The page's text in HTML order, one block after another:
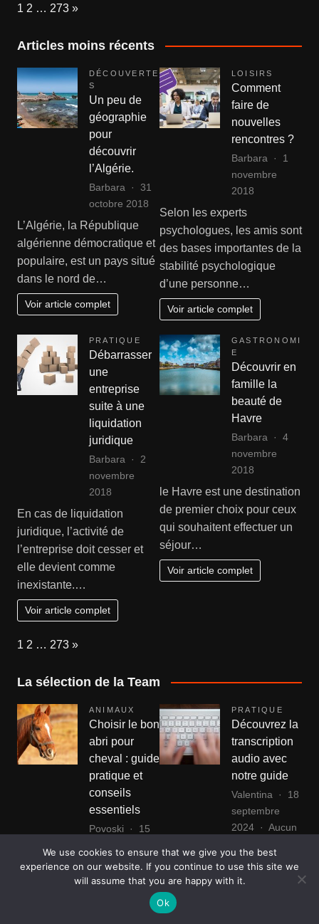
La
Page:
1 2 … 273 Next
»
Articles moins récents
DÉCOUVERTE
S
Un peu de
géographie
pour
découvrir
l’Algérie.
Barbara
31
octobre 2018
L’Algérie, la République
algérienne démocratique et
populaire, est un pays situé
dans le nord de…
Voir article complet
LOISIRS
Comment
faire de
nouvelles
rencontres ?
Barbara
1
novembre
2018
Selon les experts
psychologues, les amis sont
des bases importantes de la
stabilité psychologique
d’une personne…
Voir article complet
PRATIQUE
Débarrasser
une
entreprise
suite à une
liquidation
juridique
Barbara
2
novembre
2018
En cas de liquidation
juridique, l’activité de
l’entreprise doit cesser et
elle devient comme
inexistante.…
Voir article complet
GASTRONOMI
E
Découvrir en
famille la
beauté de
Havre
Barbara
4
novembre
2018
le Havre est une destination
de premier choix pour ceux
qui souhaitent effectuer un
séjour…
Voir article complet
Page:
1 2 … 273 Next
»
La sélection de la Team
ANIMAUX
Choisir le bon
abri pour
cheval : guide
pratique et
conseils
essentiels
Povoski
15
commentaire sur
Choisir
le
PRATIQUE
Découvrez la
transcription
audio avec
notre guide
Valentina
18
septembre
2024
Aucun
La transcription audio est
devenue un outil essentiel
dans divers domaines tels
We use cookies to ensure that we give you the best
experience on our website. If you continue to use this site we
will assume that you are happy with it.
Ok